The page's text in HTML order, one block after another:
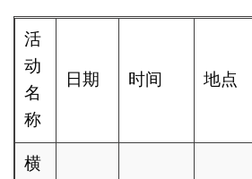
活
动
名
称
日期 时间 地点
横